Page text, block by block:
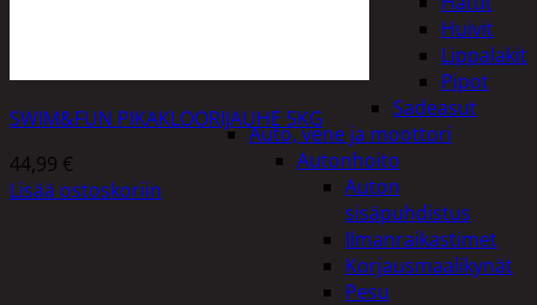
Huivit
Lippalakit
Pipot
Sadeasut
Auto, vene ja moottori
Autonhoito
Auton
sisäpuhdistus
Ilmanraikastimet
Korjausmaalikynät
Pesu
SWIM&FUN PIKAKLOORIJAUHE 5KG
44,99 €
Lisää ostoskoriin